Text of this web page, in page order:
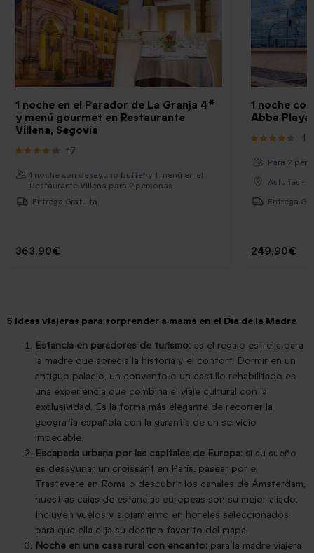
1 noche en el Parador de La Granja 4*
y menú gourmet en Restaurante
Villena, Segovia
17
1 noche con desayuno buffet y 1 menú en el
Restaurante Villena para 2 personas
Entrega Gratuita
363,90€
1 noche
Abba
1
Para 2 pers.
Asturias -
Entrega
249,90€
5 ideas viajeras para sorprender a mamá en el Día de la Madre
Estancia en paradores de turismo: es el regalo estrella para
la madre que aprecia la historia y el confort. Dormir en un
antiguo palacio, un convento o un castillo rehabilitado es
una experiencia que combina el viaje cultural con la
exclusividad. Es la forma más elegante de recorrer la
geografía española con la garantía de un servicio
impecable.
Escapada urbana por las capitales de Europa: si su sueño
es desayunar un croissant en París, pasear por el
Trastevere en Roma o descubrir los canales de Ámsterdam,
nuestras cajas de estancias europeas son su mejor aliado.
Incluyen vuelos y alojamiento en hoteles seleccionados
para que ella elija su destino favorito del mapa.
Noche en una casa rural con encanto: para la madre viajera